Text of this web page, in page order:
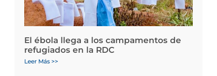
El ébola llega a los campamentos de
refugiados en la RDC
Leer Más >>